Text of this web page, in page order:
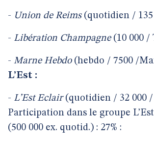
- Union de Reims(quotidien / 135
- Libération Champagne(10 000 /
- Marne Hebdo(hebdo / 7500 /
L’Est :
- L’Est Eclair(quotidien / 32 000
Participation dans le groupe
(500 000 ex. quotid.) : 27% :